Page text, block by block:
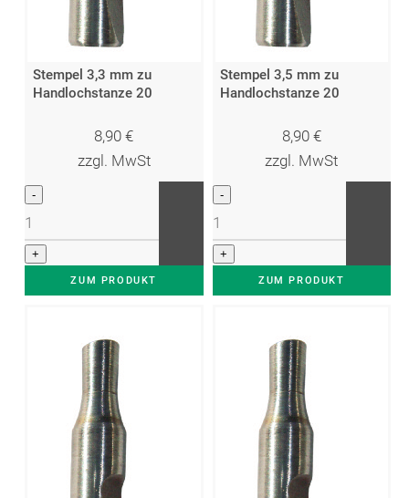
Stempel 3,3 mm zu
Handlochstanze 20
8,90€
zzgl. MwSt
ZUM PRODUKT
Stempel 3,5 mm zu
Handlochstanze 20
8,90 €
zzgl. MwSt
ZUM PRODUKT